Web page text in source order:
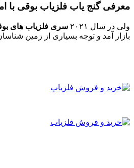
معرفی گنج یاب فلزیاب بوقی با
ولی در سال ۲۰۲۱ سری فلزیاب های
بازار آمد و توجه بسیاری از زمین